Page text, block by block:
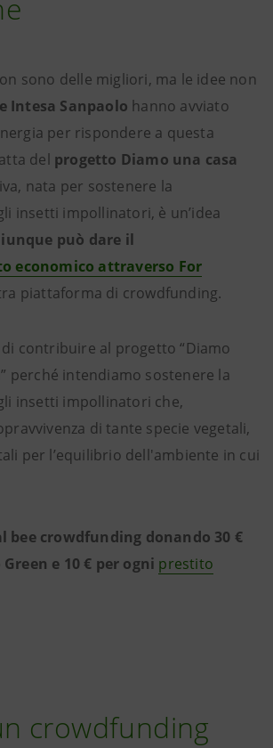
sono delle migliori, ma le idee non
Intesa Sanpaolo hanno avviato
per rispondere a questa
del progetto Diamo una casa
nata per sostenere la
insetti impollinatori, è un’idea
può dare il
economico attraverso For
piattaforma di crowdfunding.
contribuire al progetto “Diamo
perché intendiamo sostenere la
insetti impollinatori che,
di tante specie vegetali,
per l’equilibrio dell'ambiente in cui
bee crowdfunding donando 30 €
e 10 € per ogni prestito
crowdfunding